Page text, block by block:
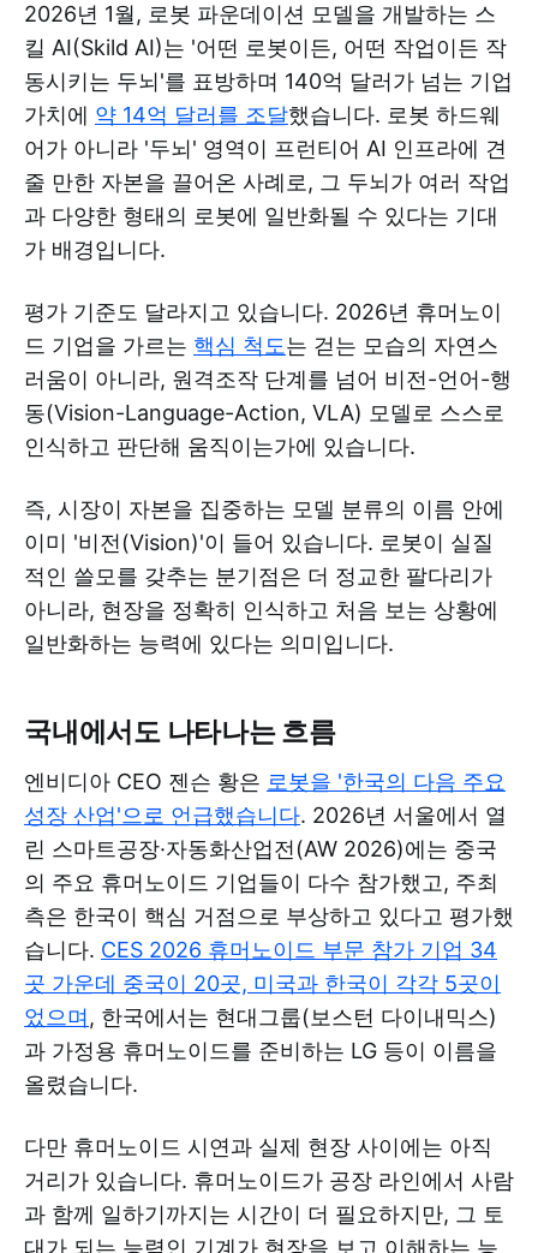
2026년 1월, 로봇 파운데이션 모델을 개발하는 스
킬 AI(Skild AI)는 '어떤 로봇이든, 어떤 작업이든 작
동시키는 두뇌'를 표방하며 140억 달러가 넘는 기업
가치에 약 14억 달러를 조달했습니다. 로봇 하드웨
어가 아니라 '두뇌' 영역이 프런티어 AI 인프라에 견
줄 만한 자본을 끌어온 사례로, 그 두뇌가 여러 작업
과 다양한 형태의 로봇에 일반화될 수 있다는 기대
가 배경입니다.
평가 기준도 달라지고 있습니다. 2026년 휴머노이
드 기업을 가르는 핵심 척도는 걷는 모습의 자연스
러움이 아니라, 원격조작 단계를 넘어 비전-언어-행
동(Vision-Language-Action, VLA) 모델로 스스로
인식하고 판단해 움직이는가에 있습니다.
즉, 시장이 자본을 집중하는 모델 분류의 이름 안에
이미 '비전(Vision)'이 들어 있습니다. 로봇이 실질
적인 쓸모를 갖추는 분기점은 더 정교한 팔다리가
아니라, 현장을 정확히 인식하고 처음 보는 상황에
일반화하는 능력에 있다는 의미입니다.
국내에서도 나타나는 흐름
엔비디아 CEO 젠슨 황은 로봇을 '한국의 다음 주요
성장 산업'으로 언급했습니다. 2026년 서울에서 열
린 스마트공장·자동화산업전(AW 2026)에는 중국
의 주요 휴머노이드 기업들이 다수 참가했고, 주최
측은 한국이 핵심 거점으로 부상하고 있다고 평가했
습니다. CES 2026 휴머노이드 부문 참가 기업 34
곳 가운데 중국이 20곳, 미국과 한국이 각각 5곳이
었으며, 한국에서는 현대그룹(보스턴 다이내믹스)
과 가정용 휴머노이드를 준비하는 LG 등이 이름을
올렸습니다.
다만 휴머노이드 시연과 실제 현장 사이에는 아직
거리가 있습니다. 휴머노이드가 공장 라인에서 사람
과 함께 일하기까지는 시간이 더 필요하지만, 그 토